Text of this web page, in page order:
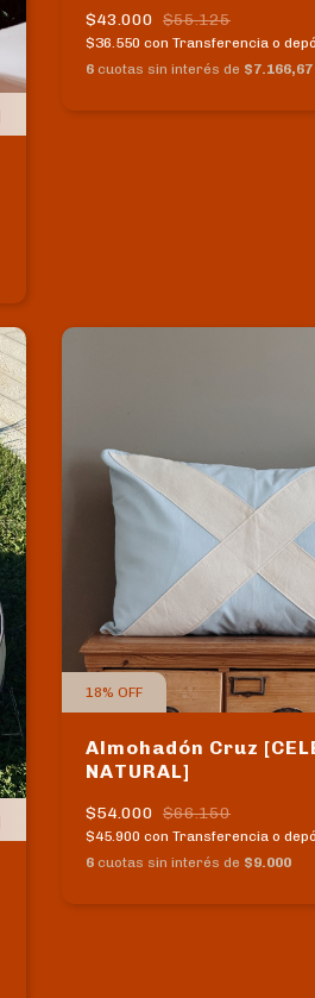
$43.000 $55.125
$36.550 con Transferencia o
6 cuotas sin interés de $7.166,67
18% OFF
Almohadón Cruz
NATURAL]
$54.000 $66.150
$45.900 con Transferencia o
6 cuotas sin interés de $9.000